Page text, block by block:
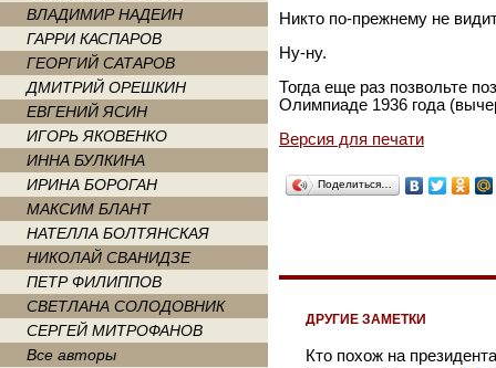
ВЛАДИМИР НАДЕИН
ГАРРИ КАСПАРОВ
ГЕОРГИЙ САТАРОВ
ДМИТРИЙ ОРЕШКИН
ЕВГЕНИЙ ЯСИН
ИГОРЬ ЯКОВЕНКО
ИННА БУЛКИНА
ИРИНА БОРОГАН
МАКСИМ БЛАНТ
НАТЕЛЛА БОЛТЯНСКАЯ
НИКОЛАЙ СВАНИДЗЕ
ПЕТР ФИЛИППОВ
СВЕТЛАНА СОЛОДОВНИК
СЕРГЕЙ МИТРОФАНОВ
Все авторы
Никто по-прежнему не
Ну-ну.
Тогда еще раз позвольте
Олимпиаде 1936 года
Версия для печати
Поделиться…
ДРУГИЕ ЗАМЕТКИ
Кто похож на